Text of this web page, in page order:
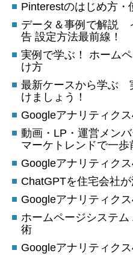
Pinterestのはじめ方・
データ＆事例で解説
告 設定方法最前線！
実例で学ぶ！ ホーム
け方
最新ケースから学ぶ
けましょう！
Googleアナリティク
動画・LP・運営メン
マーケトレンドで一歩
Googleアナリティク
ChatGPTを住宅会社が
Googleアナリティク
ホームページシステ
術
Googleアナリティク